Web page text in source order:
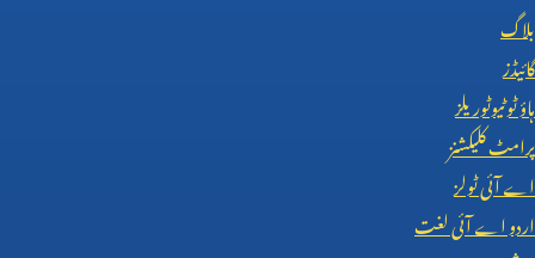
بلاگ
گائیڈز
ہاؤ ٹو ٹیوٹوریلز
پرامٹ کلیکشنز
اے آئی ٹولز
اردو اے آئی لغت